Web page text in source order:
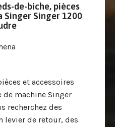
de-biche, pièces
Singer Singer 1200
et accessoires
machine Singer
recherchez des
levier de retour, des